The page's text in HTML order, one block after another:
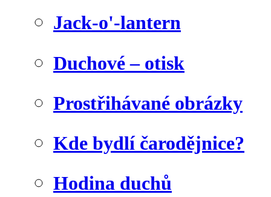
Jack-o'-lantern
Duchové – otisk
Prostřihávané obrázky
Kde bydlí čarodějnice?
Hodina duchů